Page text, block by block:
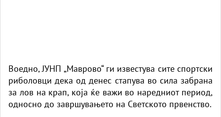
Воедно, ЈУНП „Маврово“ ги известува сите спортски
риболовци дека од денес стапува во сила забрана
за лов на крап, која ќе важи во наредниот период,
односно до завршувањето на Светското првенство.